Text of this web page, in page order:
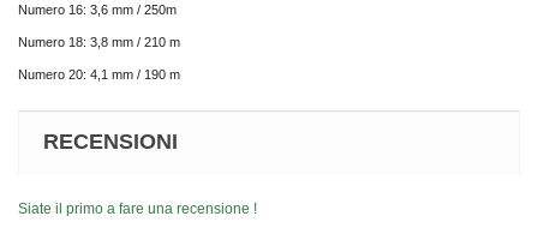
Numero 16: 3,6 mm / 250m
Numero 18: 3,8 mm / 210 m
Numero 20: 4,1 mm / 190 m
RECENSIONI
Siate il primo a fare una recensione !